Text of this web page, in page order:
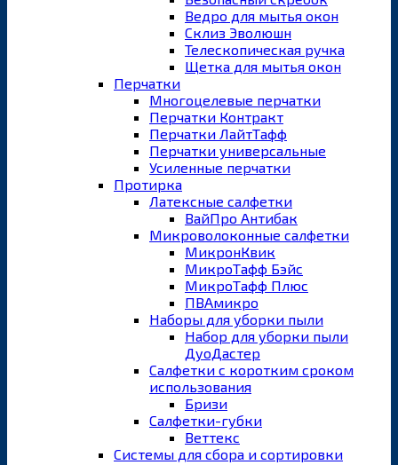
Ведро для мытья окон
Склиз Эволюшн
Телескопическая ручка
Щетка для мытья окон
Перчатки
Многоцелевые перчатки
Перчатки Контракт
Перчатки ЛайтТафф
Перчатки универсальные
Усиленные перчатки
Протирка
Латексные салфетки
ВайПро Антибак
Микроволоконные салфетки
МикронКвик
МикроТафф Бэйс
МикроТафф Плюс
ПВАмикро
Наборы для уборки пыли
Набор для уборки пыли
ДуоДастер
Салфетки с коротким сроком
использования
Бризи
Салфетки-губки
Веттекс
Системы для сбора и сортировки